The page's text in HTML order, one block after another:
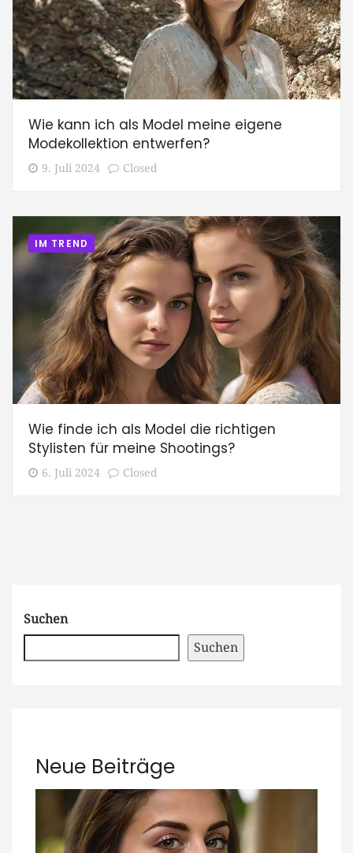
Wie kann ich als Model meine eigene
Modekollektion entwerfen?
9. Juli 2024 Closed
IM TREND
Wie finde ich als Model die richtigen
Stylisten für meine Shootings?
6. Juli 2024 Closed
Suchen
Suchen
Neue Beiträge